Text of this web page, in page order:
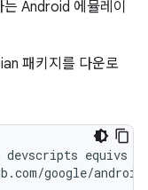
Android 에뮬레이
패키지를 다운로
devscripts equivs
google/